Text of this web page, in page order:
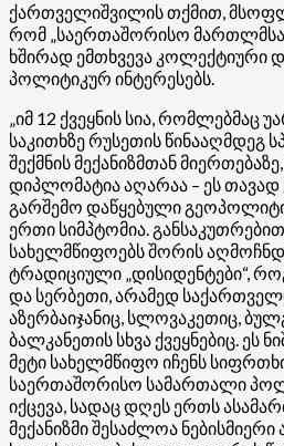
ქართველიშვილის თქმით,
რომ „საერთაშორისო
ხშირად ემთხვევა კოლექტიური
პოლიტიკურ ინტერესებს.
„იმ 12 ქვეყნის სია, რომლებმაც
საკითხზე რუსეთის წინააღმდეგ
შექმნის მექანიზმთან
დიპლომატია აღარაა – ეს თავად
გარშემო დაწყებული
ერთი სიმპტომია.
სახელმწიფოებს შორის
ტრადიციული „დისიდენტები“,
და სერბეთი, არამედ
აზერბაიჯანიც, სლოვაკეთიც,
ბალკანეთის სხვა ქვეყნებიც. ეს
მეტი სახელმწიფო იჩენს
საერთაშორისო სამართალი
იქცევა, სადაც დღეს ერთს
მექანიზმი შესაძლოა